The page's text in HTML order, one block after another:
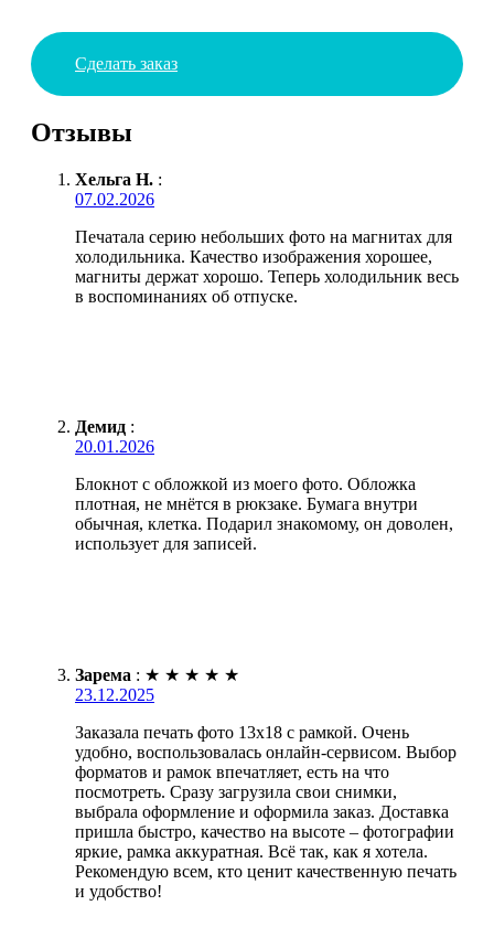
Сделать заказ
Отзывы
Хельга Н. :
07.02.2026
Печатала серию небольших фото на магнитах для
холодильника. Качество изображения хорошее,
магниты держат хорошо. Теперь холодильник весь
в воспоминаниях об отпуске.
Демид :
20.01.2026
Блокнот с обложкой из моего фото. Обложка
плотная, не мнётся в рюкзаке. Бумага внутри
обычная, клетка. Подарил знакомому, он доволен,
использует для записей.
Зарема : ★ ★ ★ ★ ★
23.12.2025
Заказала печать фото 13х18 с рамкой. Очень
удобно, воспользовалась онлайн-сервисом. Выбор
форматов и рамок впечатляет, есть на что
посмотреть. Сразу загрузила свои снимки,
выбрала оформление и оформила заказ. Доставка
пришла быстро, качество на высоте – фотографии
яркие, рамка аккуратная. Всё так, как я хотела.
Рекомендую всем, кто ценит качественную печать
и удобство!